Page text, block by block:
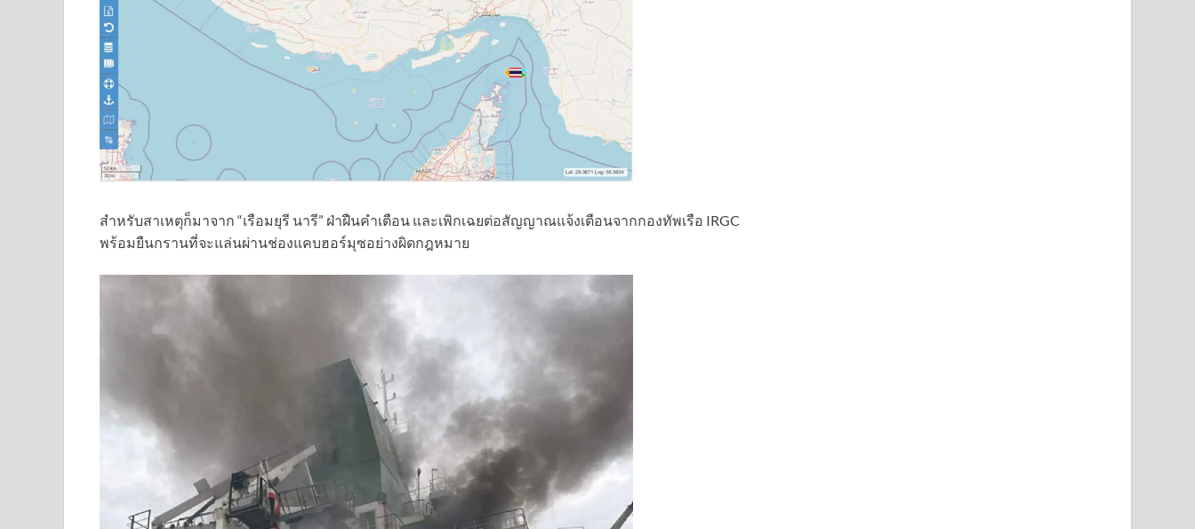
สำหรับสาเหตุก็มาจาก “เรือมยุรี นารี” ฝ่าฝืนคำเตือน และเพิกเฉยต่อสัญญาณแจ้งเตือนจากกองทัพเรือ IRGC
พร้อมยืนกรานที่จะแล่นผ่านช่องแคบฮอร์มุซอย่างผิดกฎหมาย